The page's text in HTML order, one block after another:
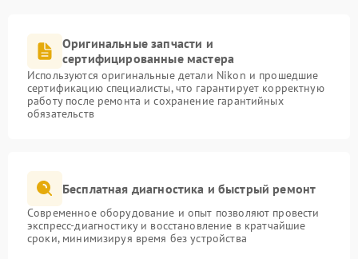
Оригинальные запчасти и
сертифицированные мастера
Используются оригинальные детали Nikon и прошедшие
сертификацию специалисты, что гарантирует корректную
работу после ремонта и сохранение гарантийных
обязательств
Бесплатная диагностика и быстрый ремонт
Современное оборудование и опыт позволяют провести
экспресс-диагностику и восстановление в кратчайшие
сроки, минимизируя время без устройства